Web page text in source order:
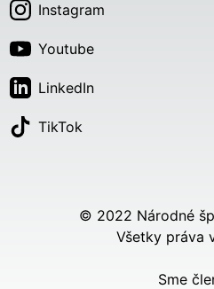
Instagram
Youtube
LinkedIn
TikTok
© 2022 Národné
Všetky práva
Sme